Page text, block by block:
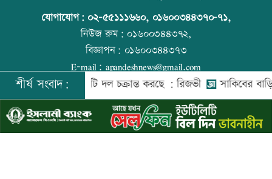
গবেষণা-দক্ষতা উন্নয়নে বাংলাদেশ-অস্ট্রেলিয়ার
নতুন উদ্যোগ
বিমানবন্দরে বাড়ছে নিরাপত্তা, বসছে অ্যান্টি-
জুড়ে অপপ্রচার: এলিন
বিশ্ব মাতৃদুগ্ধ দিবস আজ
আজ স্বর্ণ-রুপা যে দামে বিক্রি হচ্ছে
যোগাযোগ: ০২-৫৫১১১৬৬০, ০১৬০০৩৪৪৩৭০-৭১,
নিউজ রুম:০১৬০০৩৪৪৩৭২,
বিজ্ঞাপন: ০১৬০০৩৪৪৩৭৩
E-mail: apandeshnews@gmail.com
©২০২৬ |আপন দেশ ডটকমকর্তৃক সর্বসত্ব ® সংরক্ষিত | উন্নয়নে
ইমিথমেকারস.কম
শীর্ষ সংবাদ:
বিরুদ্ধে একটি দল চক্রান্ত করছে : রিজভী সাকিবের বাড়িতে